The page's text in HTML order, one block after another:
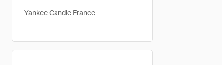
Yankee Candle France